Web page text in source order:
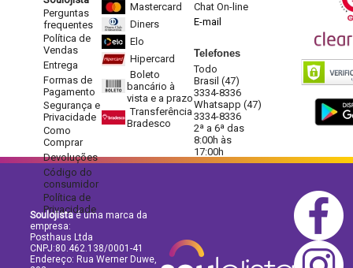
Perguntas
frequentes
Política de
Vendas
Entrega
Formas de
Pagamento
Segurança e
Privacidade
Como
Comprar
Devoluções
Código do
consumidor
Política de
Privacidade
Mastercard
Diners
Elo
Hipercard
Boleto
bancário à
vista e a prazo
Transferência
Bradesco
Chat On-line
E-mail
Telefones
Todo
Brasil (47)
3334-8336
Whatsapp (47)
3334-8336
2ª a 6ª das
8:00h às
17:00h
Soulojistaé uma marca da
empresa:
Posthaus Ltda
CNPJ:80.462.138/0001-41
Endereço: Rua Werner Duwe,